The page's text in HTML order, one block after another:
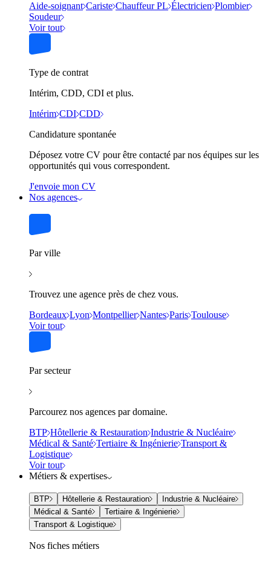
Aide-soignant Cariste Chauffeur PL Électricien Plombier
Soudeur
Voir tout
Type de contrat
Intérim, CDD, CDI et plus.
Intérim CDI CDD
Candidature spontanée
Déposez votre CV pour être contacté par nos équipes sur les
opportunités qui vous correspondent.
J'envoie mon CV
Nos agences
Par ville
Trouvez une agence près de chez vous.
Bordeaux Lyon Montpellier Nantes Paris Toulouse
Voir tout
Par secteur
Parcourez nos agences par domaine.
BTP Hôtellerie & Restauration Industrie & Nucléaire
Médical & Santé Tertiaire & Ingénierie Transport &
Logistique
Voir tout
Métiers & expertises
BTP Hôtellerie & Restauration
Industrie & Nucléaire
Médical & Santé
Tertiaire & Ingénierie
Transport & Logistique
Nos fiches métiers